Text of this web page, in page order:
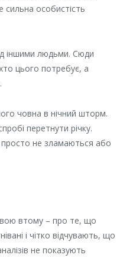
сильна особистість
іншими людьми. Сюди
цього потребує, а
човна в нічний шторм.
перетнути річку.
не зламаються або
втому – про те, що
і чітко відчувають, що
не показують